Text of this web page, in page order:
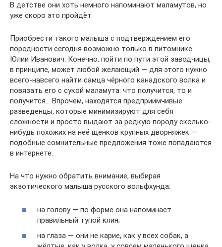
В детстве они хоть немного напоминают маламутов, но
уже скоро это пройдёт
Приобрести такого малыша с подтверждением его
породности сегодня возможно только в питомнике
Юлии Иванович. Конечно, пойти по пути этой заводчицы,
в принципе, может любой желающий — для этого нужно
всего-навсего найти самца чёрного канадского волка и
повязать его с сукой маламута: что получится, то и
получится… Впрочем, находятся предприимчивые
разведенцы, которые минимизируют для себя
сложности и просто выдают за редкую породу сколько-
нибудь похожих на неё щенков крупных дворняжек —
подобные сомнительные предложения тоже попадаются
в интернете.
На что нужно обратить внимание, выбирая
экзотического малыша русского вольфхунда:
на голову — по форме она напоминает
правильный тупой клин;
на глаза — они не карие, как у всех собак, а